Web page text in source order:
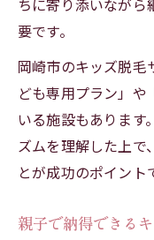
ちに寄り添いなが
要です。
岡崎市のキッズ脱毛
ども専用プラン」
いる施設もあります
ズムを理解した上で
とが成功のポイント
親子で納得できる